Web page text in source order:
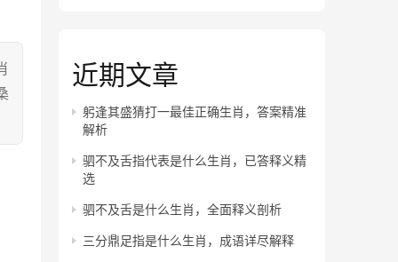
近期文章
躬逢其盛猜打一最佳正确生肖，答案精准
解析
驷不及舌指代表是什么生肖，已答释义精
选
驷不及舌是什么生肖，全面释义剖析
三分鼎足指是什么生肖，成语详尽解释